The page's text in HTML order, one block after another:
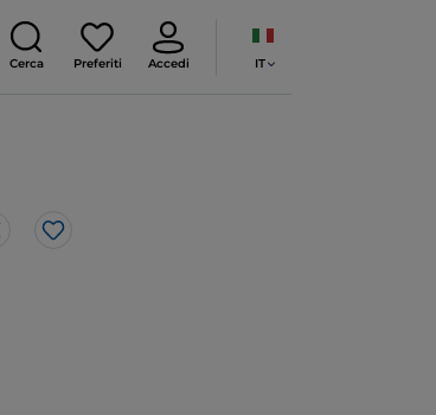
Cerca Preferiti Accedi IT
Like